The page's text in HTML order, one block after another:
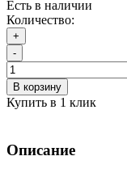
Есть в наличии
Количество:
+
-
В корзину
Купить в 1 клик
Описание